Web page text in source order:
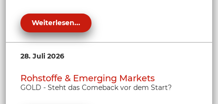
Weiterlesen...
28. Juli 2026
Rohstoffe & Emerging Markets
GOLD - Steht das Comeback vor dem Start?